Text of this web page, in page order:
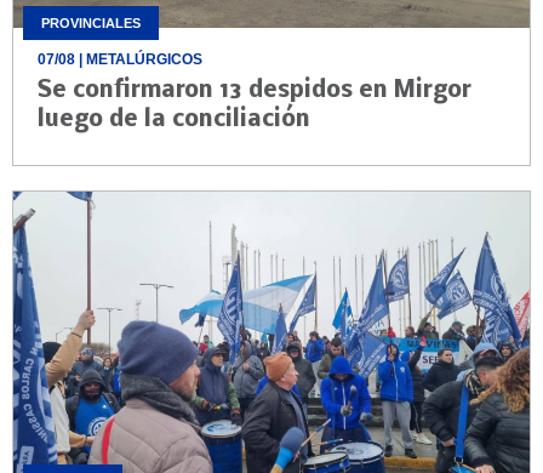
PROVINCIALES
07/08 | METALÚRGICOS
Se confirmaron 13 despidos en Mirgor
luego de la conciliación